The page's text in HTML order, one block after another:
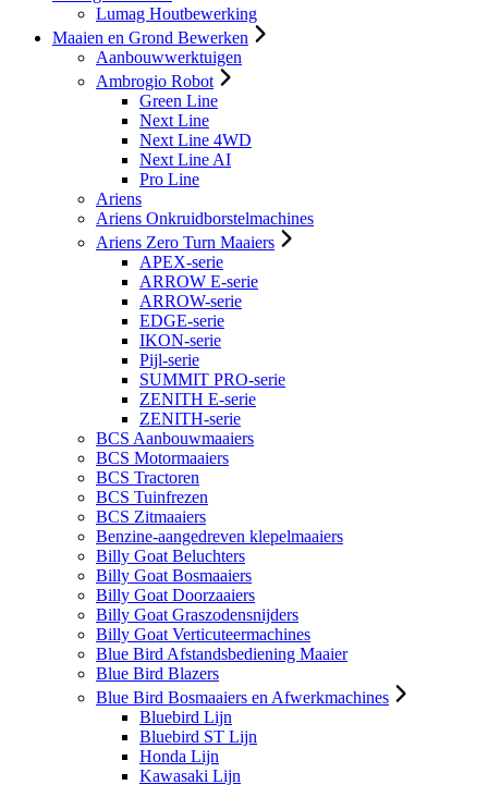
Lumag Houtbewerking
Maaien en Grond Bewerken
Aanbouwwerktuigen
Ambrogio Robot
Green Line
Next Line
Next Line 4WD
Next Line AI
Pro Line
Ariens
Ariens Onkruidborstelmachines
Ariens Zero Turn Maaiers
APEX-serie
ARROW E-serie
ARROW-serie
EDGE-serie
IKON-serie
Pijl-serie
SUMMIT PRO-serie
ZENITH E-serie
ZENITH-serie
BCS Aanbouwmaaiers
BCS Motormaaiers
BCS Tractoren
BCS Tuinfrezen
BCS Zitmaaiers
Benzine-aangedreven klepelmaaiers
Billy Goat Beluchters
Billy Goat Bosmaaiers
Billy Goat Doorzaaiers
Billy Goat Graszodensnijders
Billy Goat Verticuteermachines
Blue Bird Afstandsbediening Maaier
Blue Bird Blazers
Blue Bird Bosmaaiers en Afwerkmachines
Bluebird Lijn
Bluebird ST Lijn
Honda Lijn
Kawasaki Lijn